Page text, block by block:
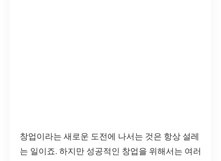
창업이라는 새로운 도전에 나서는 것은 항상 설레
는 일이죠. 하지만 성공적인 창업을 위해서는 여러